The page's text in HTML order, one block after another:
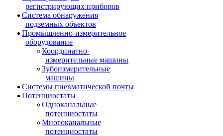
регистрирующих приборов
Система обнаружения
подземных объектов
Промышленно-измерительное
оборудование
Координатно-
измерительные машины
Зубоизмерительные
машины
Системы пневматической почты
Потенциостаты
Одноканальные
потенциостаты
Многоканальные
потенциостаты